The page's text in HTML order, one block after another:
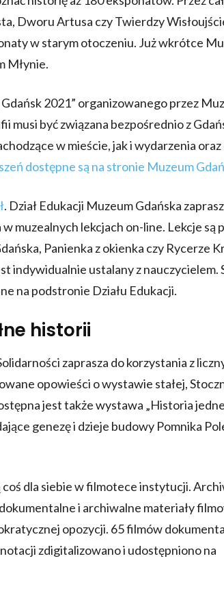
Dworu Artusa czy Twierdzy
w starym otoczeniu. Już wkrótce
Młynie.
2021” organizowanego przez
musi być związana bezpośrednio z
w mieście, jak i wydarzenia oraz
dostępne są na stronie Muzeum
. Dział Edukacji Muzeum Gdańska
muzealnych lekcjach on-line. Lekcje są
Panienka z okienka czy Rycerze
indywidualnie ustalany z nauczycielem.
na podstronie Działu Edukacji.
historii
zaprasza do korzystania z
opowieści o wystawie stałej,
jest także wystawa „Historia
genezę i dzieje budowy Pomnika
dla siebie w filmotece instytucji.
i archiwalne materiały
opozycji. 65 filmów
zdigitalizowano i udostępniono na